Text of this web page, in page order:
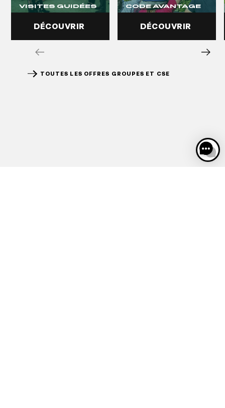
VISITES GUIDÉES
DÉCOUVRIR
CODE AVANTAGE
DÉCOUVRIR
TOUTES LES OFFRES GROUPES ET CSE